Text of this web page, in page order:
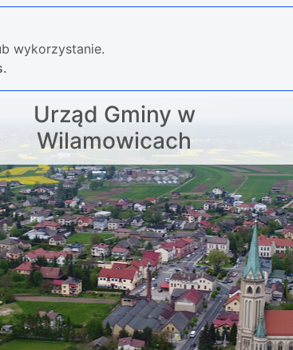
wykorzystanie.
Urząd Gminy w
Wilamowicach